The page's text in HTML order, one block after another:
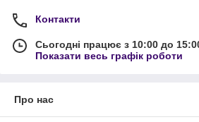
Контакти
Сьогодні працює з 10:00 до
Показати весь графік роботи
Про нас